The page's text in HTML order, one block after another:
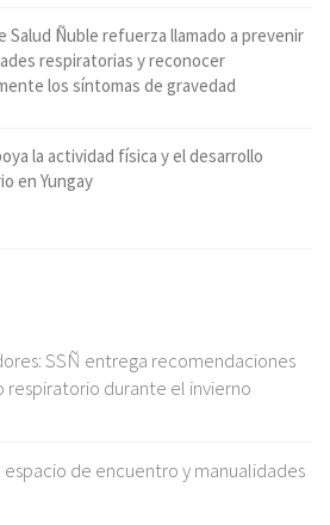
Salud Ñuble refuerza llamado a prevenir
respiratorias y reconocer
los síntomas de gravedad
la actividad física y el desarrollo
en Yungay
SSÑ entrega recomendaciones
respiratorio durante el invierno
de encuentro y manualidades